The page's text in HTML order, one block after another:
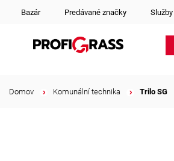
Bazár Predávané značky Služby
Domov Komunální technika Trilo SG